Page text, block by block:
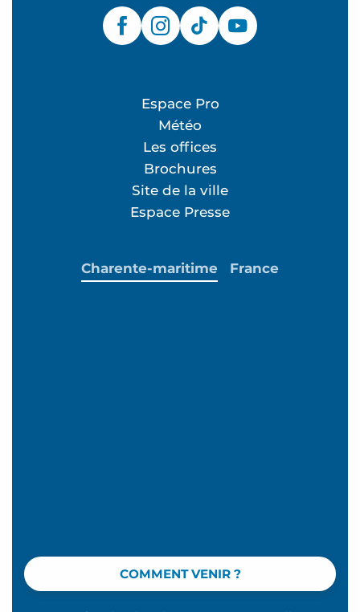
Espace Pro
Météo
Les offices
Brochures
Site de la ville
Espace Presse
COMMENT VENIR ?
Charente-maritime France